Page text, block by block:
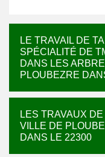
LE TRAVAIL DE
SPÉCIALITÉ DE
DANS LES
PLOUBEZRE
LES TRAVAUX
VILLE DE
DANS LE 22300